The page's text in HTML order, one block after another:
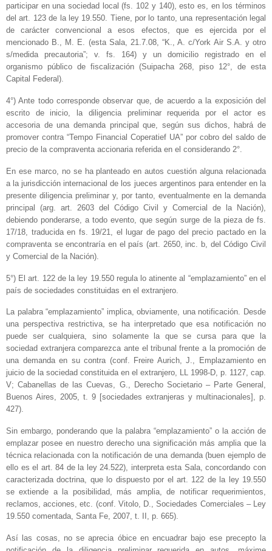
participar en una sociedad local (fs. 102 y 140), esto es, en los términos
del art. 123 de la ley 19.550. Tiene, por lo tanto, una representación legal
de carácter convencional a esos efectos, que es ejercida por el
mencionado B., M. E. (esta Sala, 21.7.08, “K., A. c/York Air S.A. y otro
s/medida precautoria”; v. fs. 164) y un domicilio registrado en el
organismo público de fiscalización (Suipacha 268, piso 12°, de esta
Capital Federal).
4°) Ante todo corresponde observar que, de acuerdo a la exposición del
escrito de inicio, la diligencia preliminar requerida por el actor es
accesoria de una demanda principal que, según sus dichos, habrá de
promover contra “Tempo Financial Coperatief UA” por cobro del saldo de
precio de la compraventa accionaria referida en el considerando 2°.
En ese marco, no se ha planteado en autos cuestión alguna relacionada
a la jurisdicción internacional de los jueces argentinos para entender en la
presente diligencia preliminar y, por tanto, eventualmente en la demanda
principal (arg. art. 2603 del Código Civil y Comercial de la Nación),
debiendo ponderarse, a todo evento, que según surge de la pieza de fs.
17/18, traducida en fs. 19/21, el lugar de pago del precio pactado en la
compraventa se encontraría en el país (art. 2650, inc. b, del Código Civil
y Comercial de la Nación).
5°) El art. 122 de la ley 19.550 regula lo atinente al “emplazamiento” en el
país de sociedades constituidas en el extranjero.
La palabra “emplazamiento” implica, obviamente, una notificación. Desde
una perspectiva restrictiva, se ha interpretado que esa notificación no
puede ser cualquiera, sino solamente la que se cursa para que la
sociedad extranjera comparezca ante el tribunal frente a la promoción de
una demanda en su contra (conf. Freire Aurich, J., Emplazamiento en
juicio de la sociedad constituida en el extranjero, LL 1998-D, p. 1127, cap.
V; Cabanellas de las Cuevas, G., Derecho Societario – Parte General,
Buenos Aires, 2005, t. 9 [sociedades extranjeras y multinacionales], p.
427).
Sin embargo, ponderando que la palabra “emplazamiento” o la acción de
emplazar posee en nuestro derecho una significación más amplia que la
técnica relacionada con la notificación de una demanda (buen ejemplo de
ello es el art. 84 de la ley 24.522), interpreta esta Sala, concordando con
caracterizada doctrina, que lo dispuesto por el art. 122 de la ley 19.550
se extiende a la posibilidad, más amplia, de notificar requerimientos,
reclamos, acciones, etc. (conf. Vitolo, D., Sociedades Comerciales – Ley
19.550 comentada, Santa Fe, 2007, t. II, p. 665).
Así las cosas, no se aprecia óbice en encuadrar bajo ese precepto la